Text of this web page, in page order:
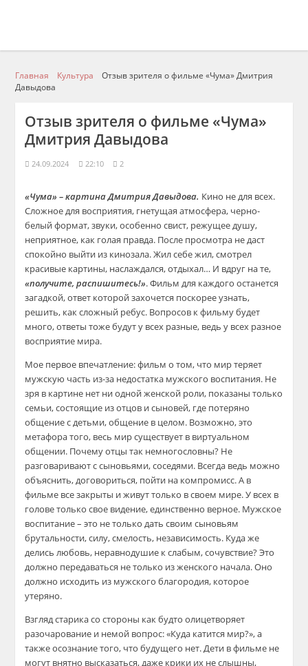
Главная Культура
Отзыв зрителя о фильме «Чума» Дмитрия
Давыдова
Отзыв зрителя о фильме «Чума»
Дмитрия Давыдова
24.09.2024 22:10 2
«Чума» – картина Дмитрия Давыдова. Кино не для всех.
Сложное для восприятия, гнетущая атмосфера, черно-
белый формат, звуки, особенно свист, режущее душу,
неприятное, как голая правда. После просмотра не даст
спокойно выйти из кинозала. Жил себе жил, смотрел
красивые картины, наслаждался, отдыхал… И вдруг на те,
«получите, распишитесь!». Фильм для каждого останется
загадкой, ответ которой захочется поскорее узнать,
решить, как сложный ребус. Вопросов к фильму будет
много, ответы тоже будут у всех разные, ведь у всех разное
восприятие мира.
Мое первое впечатление: фильм о том, что мир теряет
мужскую часть из-за недостатка мужского воспитания. Не
зря в картине нет ни одной женской роли, показаны только
семьи, состоящие из отцов и сыновей, где потеряно
общение с детьми, общение в целом. Возможно, это
метафора того, весь мир существует в виртуальном
общении. Почему отцы так немногословны? Не
разговаривают с сыновьями, соседями. Всегда ведь можно
объяснить, договориться, пойти на компромисс. А в
фильме все закрыты и живут только в своем мире. У всех в
голове только свое видение, единственно верное. Мужское
воспитание – это не только дать своим сыновьям
брутальности, силу, смелость, независимость. Куда же
делись любовь, неравнодушие к слабым, сочувствие? Это
должно передаваться не только из женского начала. Оно
должно исходить из мужского благородия, которое
утеряно.
Взгляд старика со стороны как будто олицетворяет
разочарование и немой вопрос: «Куда катится мир?», а
также осознание того, что будущего нет. Дети в фильме не
могут внятно высказаться, даже крики их не слышны,